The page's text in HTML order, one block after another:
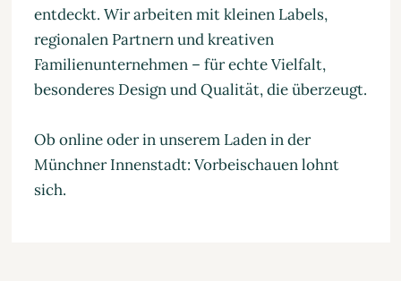
entdeckt. Wir arbeiten mit kleinen Labels,
regionalen Partnern und kreativen
Familienunternehmen – für echte Vielfalt,
besonderes Design und Qualität, die überzeugt.
Ob online oder in unserem Laden in der
Münchner Innenstadt: Vorbeischauen lohnt
sich.